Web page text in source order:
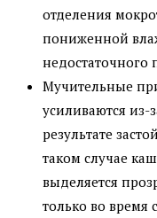
отделения
пониженной
недостаточного
Мучительные
усиливаются из-
результате
таком случае
выделяется
только во время